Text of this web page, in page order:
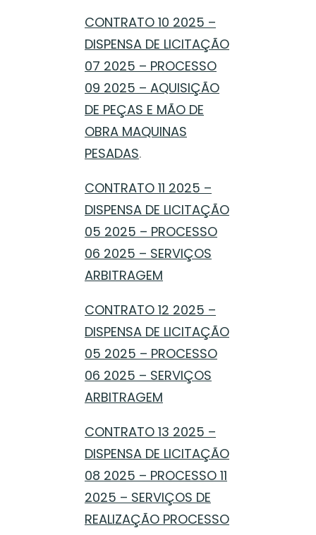
CONTRATO 10 2025 –
DISPENSA DE LICITAÇÃO
07 2025 – PROCESSO
09 2025 – AQUISIÇÃO
DE PEÇAS E MÃO DE
OBRA MAQUINAS
PESADAS.
CONTRATO 11 2025 –
DISPENSA DE LICITAÇÃO
05 2025 – PROCESSO
06 2025 – SERVIÇOS
ARBITRAGEM
CONTRATO 12 2025 –
DISPENSA DE LICITAÇÃO
05 2025 – PROCESSO
06 2025 – SERVIÇOS
ARBITRAGEM
CONTRATO 13 2025 –
DISPENSA DE LICITAÇÃO
08 2025 – PROCESSO 11
2025 – SERVIÇOS DE
REALIZAÇÃO PROCESSO